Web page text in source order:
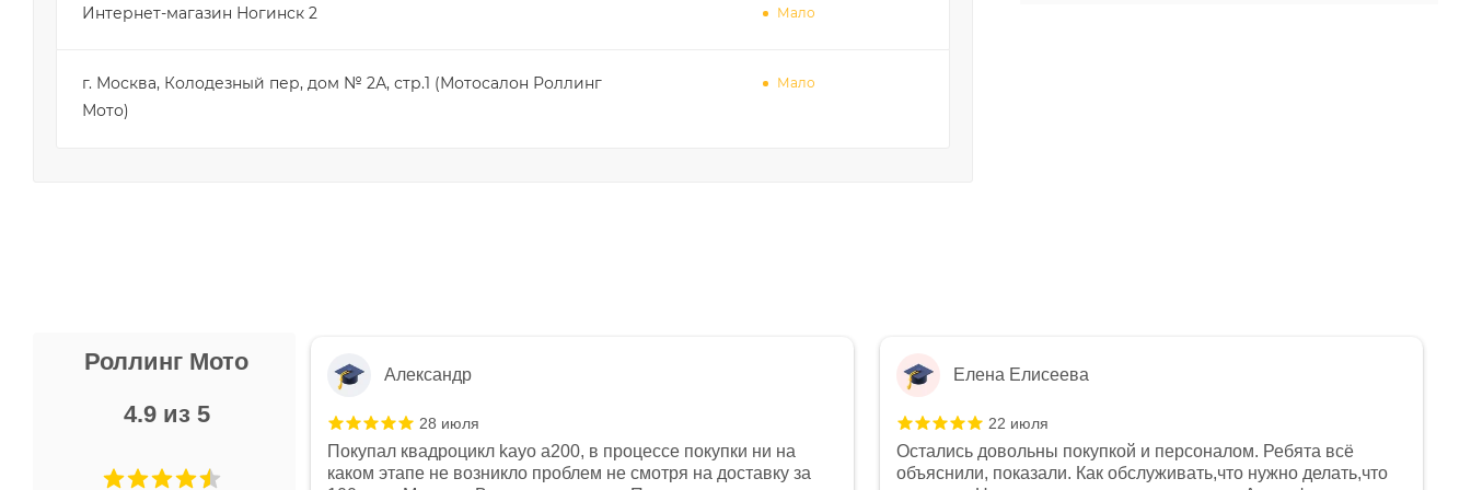
Интернет-магазин Ногинск 2 Мало
г. Москва, Колодезный пер, дом № 2А, стр.1 (Мотосалон Роллинг
Мото)
Мало
Роллинг Мото
4.9 из 5
Не понравились условия
Александр
28 июля
Покупал квадроцикл kayo a200, в процессе покупки ни на
каком этапе не возникло проблем не смотря на доставку за
Елена Елисеева
22 июля
Остались довольны покупкой и персоналом. Ребята всё
объяснили, показали. Как обслуживать,что нужно делать,что